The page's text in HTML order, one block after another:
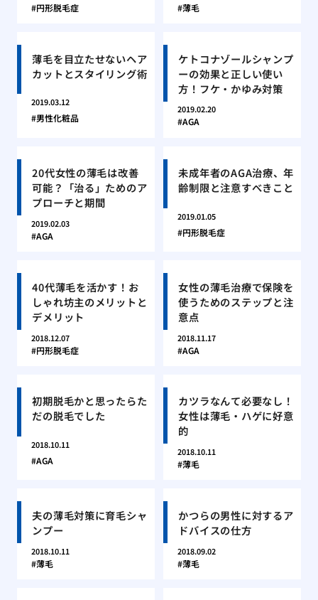
円形脱毛症 薄毛
薄毛を目立たせないヘア
カットとスタイリング術
2019.03.12
男性化粧品
ケトコナゾールシャンプ
ーの効果と正しい使い
方！フケ・かゆみ対策
2019.02.20
AGA
20代女性の薄毛は改善
可能？「治る」ためのア
プローチと期間
2019.02.03
AGA
未成年者のAGA治療、年
齢制限と注意すべきこと
2019.01.05
円形脱毛症
40代薄毛を活かす！お
しゃれ坊主のメリットと
デメリット
2018.12.07
円形脱毛症
女性の薄毛治療で保険を
使うためのステップと注
意点
2018.11.17
AGA
初期脱毛かと思ったらた
だの脱毛でした
2018.10.11
AGA
カツラなんて必要なし！
女性は薄毛・ハゲに好意
的
2018.10.11
薄毛
夫の薄毛対策に育毛シャ
ンプー
2018.10.11
薄毛
かつらの男性に対するア
ドバイスの仕方
2018.09.02
薄毛